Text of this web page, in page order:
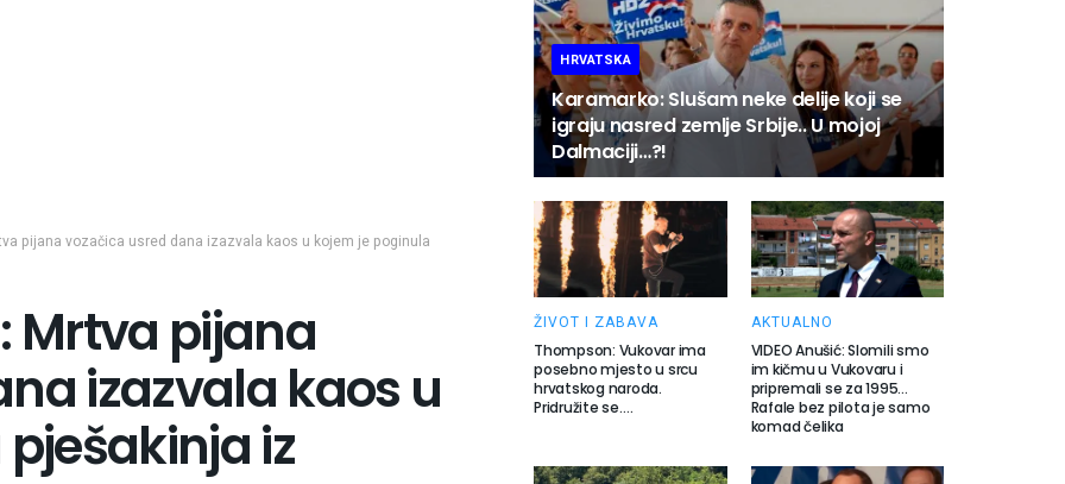
pijana vozačica usred dana izazvala kaos u kojem je poginula
Mrtva pijana
izazvala kaos u
iz
HRVATSKA
Karamarko: Slušam neke delije koji se
igraju nasred zemlje Srbije.. U mojoj
Dalmaciji…?!
ŽIVOT I ZABAVA
Thompson: Vukovar ima
posebno mjesto u srcu
hrvatskog naroda.
Pridružite se….
AKTUALNO
VIDEO Anušić: Slomili smo
im kičmu u Vukovaru i
pripremali se za 1995…
Rafale bez pilota je samo
komad čelika